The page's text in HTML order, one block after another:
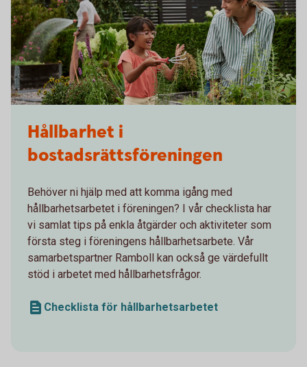
Hållbarhet i
bostadsrättsföreningen
Behöver ni hjälp med att komma igång med
hållbarhetsarbetet i föreningen? I vår checklista har
vi samlat tips på enkla åtgärder och aktiviteter som
första steg i föreningens hållbarhetsarbete. Vår
samarbetspartner Ramboll kan också ge värdefullt
stöd i arbetet med hållbarhetsfrågor.
Checklista för hållbarhetsarbetet